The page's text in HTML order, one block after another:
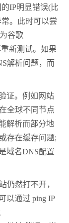
的IP明显错误(比
。此时可以尝
谷歌
重新测试。如果
解析问题，而
证。例如网站
在全球不同节点
解析而部分地
存在缓存问题;
域名DNS配置
然打不开，
以通过 ping IP